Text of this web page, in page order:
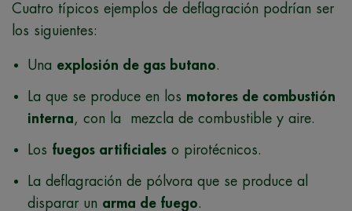
Cuatro típicos ejemplos de deflagración podrían ser
los siguientes:
Una explosión de gas butano.
La que se produce en los motores de combustión
interna, con la mezcla de combustible y aire.
Los fuegos artificiales o pirotécnicos.
La deflagración de pólvora que se produce al
disparar un arma de fuego.